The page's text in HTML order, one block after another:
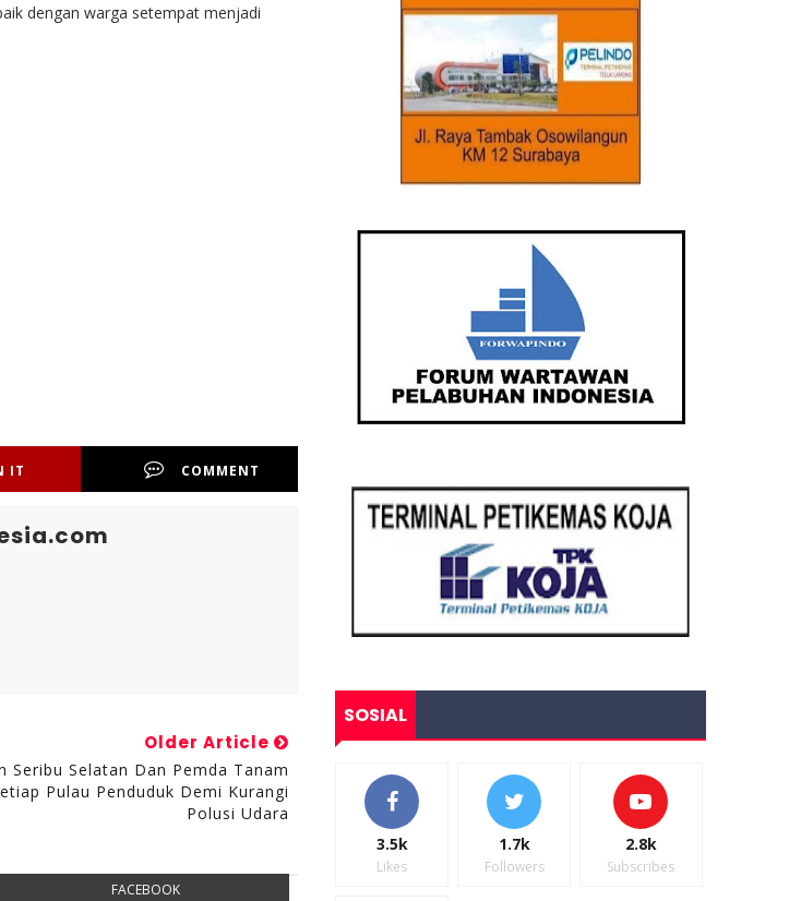
dengan warga setempat menjadi
IT COMMENT
Older Article
Seribu Selatan Dan Pemda Tanam
Pulau Penduduk Demi Kurangi
Polusi Udara
FACEBOOK
SOSIAL
3.5k
Likes
1.7k
Followers
2.8k
Subscribes